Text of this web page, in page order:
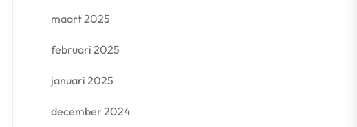
maart 2025
februari 2025
januari 2025
december 2024